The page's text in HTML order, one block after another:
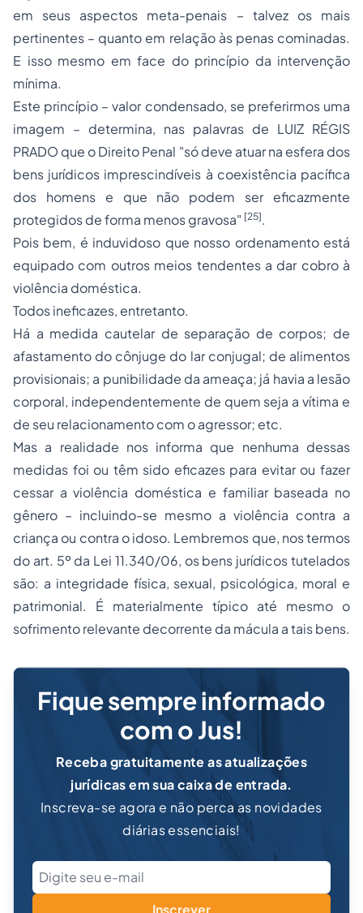
em seus aspectos meta-penais – talvez os mais
pertinentes – quanto em relação às penas cominadas.
E isso mesmo em face do princípio da intervenção
mínima.
Este princípio – valor condensado, se preferirmos uma
imagem – determina, nas palavras de LUIZ RÉGIS
PRADO que oDireito Penal "só deve atuar na esfera dos
bens jurídicos imprescindíveis à coexistência pacífica
dos homens e que não podem ser eficazmente
protegidos de forma menos gravosa" [25].
Pois bem, é induvidoso que nosso ordenamento está
equipado com outros meios tendentes a dar cobro à
violência doméstica.
Todos ineficazes, entretanto.
Há a medida cautelar de separação de corpos; de
afastamento do cônjuge do lar conjugal; de alimentos
provisionais; a punibilidade da ameaça; já havia a lesão
corporal, independentemente de quem seja a vítima e
de seu relacionamento com o agressor; etc.
Mas a realidade nos informa que nenhuma dessas
medidas foi ou têm sido eficazes para evitar ou fazer
cessar a violência doméstica e familiar baseada no
gênero – incluindo-se mesmo a violência contra a
criança ou contra o idoso. Lembremos que, nos termos
do art. 5º da Lei 11.340/06, os bens jurídicos tutelados
são: a integridade física, sexual, psicológica, moral e
patrimonial. É materialmente típico até mesmo o
sofrimento relevante decorrente da mácula a tais bens.
Fique sempre informado
com o Jus!
Receba gratuitamente as atualizações
jurídicas em sua caixa de entrada.
Inscreva-se agora e não perca as novidades
diárias essenciais!
Inscrever